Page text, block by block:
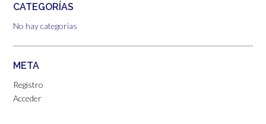
CATEGORÍAS
No hay categorías
META
Registro
Acceder